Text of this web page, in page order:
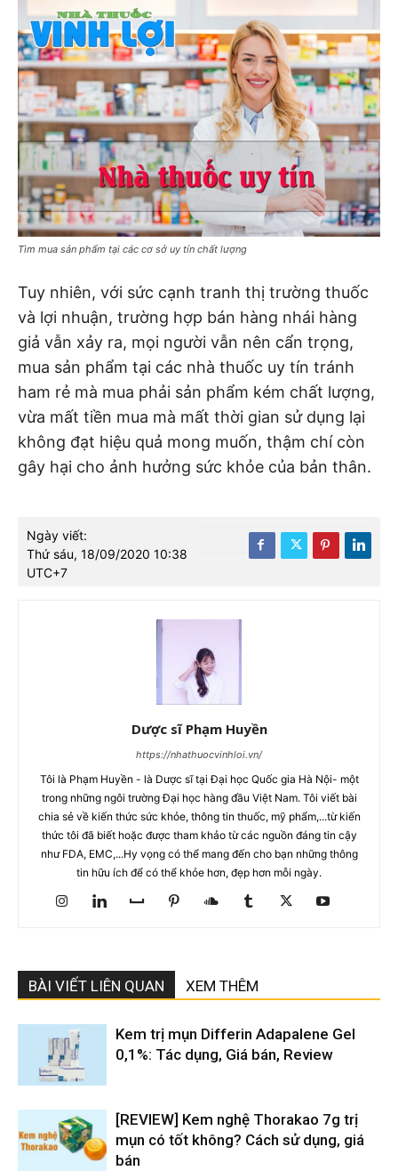
Tìm mua sản phẩm tại các cơ sở uy tín chất lượng
Tuy nhiên, với sức cạnh tranh thị trường thuốc
và lợi nhuận, trường hợp bán hàng nhái hàng
giả vẫn xảy ra, mọi người vẫn nên cẩn trọng,
mua sản phẩm tại các nhà thuốc uy tín tránh
ham rẻ mà mua phải sản phẩm kém chất lượng,
vừa mất tiền mua mà mất thời gian sử dụng lại
không đạt hiệu quả mong muốn, thậm chí còn
gây hại cho ảnh hưởng sức khỏe của bản thân.
Ngày viết:
Thứ sáu, 18/09/2020 10:38
UTC+7
Dược sĩ Phạm Huyền
https://nhathuocvinhloi.vn/
Tôi là Phạm Huyền - là Dược sĩ tại Đại học Quốc gia Hà Nội- một
trong những ngôi trường Đại học hàng đầu Việt Nam. Tôi viết bài
chia sẻ về kiến thức sức khỏe, thông tin thuốc, mỹ phẩm,...từ kiến
thức tôi đã biết hoặc được tham khảo từ các nguồn đáng tin cậy
như FDA, EMC,...Hy vọng có thể mang đến cho bạn những thông
tin hữu ích để có thể khỏe hơn, đẹp hơn mỗi ngày.
BÀI VIẾT LIÊN QUAN XEM THÊM
Kem trị mụn Differin Adapalene Gel
0,1%: Tác dụng, Giá bán, Review
[REVIEW] Kem nghệ Thorakao 7g trị
mụn có tốt không? Cách sử dụng, giá
bán